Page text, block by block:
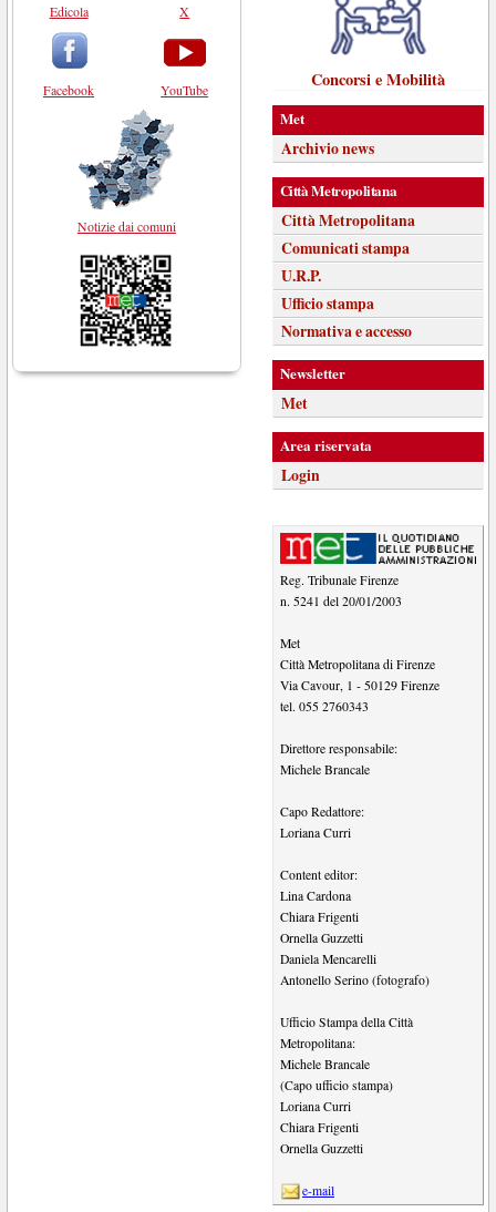
Edicola
Facebook
X
YouTube
Notizie dai comuni
Concorsi e Mobilità
Met
Archivio news
Città Metropolitana
Città Metropolitana
Comunicati stampa
U.R.P.
Ufficio stampa
Normativa e accesso
Newsletter
Met
Area riservata
Login
Reg. Tribunale Firenze
n. 5241 del 20/01/2003
Met
Città Metropolitana di Firenze
Via Cavour, 1 - 50129 Firenze
tel. 055 2760343
Direttore responsabile:
Michele Brancale
Capo Redattore:
Loriana Curri
Content editor:
Lina Cardona
Chiara Frigenti
Ornella Guzzetti
Daniela Mencarelli
Antonello Serino (fotografo)
Ufficio Stampa della Città
Metropolitana:
Michele Brancale
(Capo ufficio stampa)
Loriana Curri
Chiara Frigenti
Ornella Guzzetti
e-mail